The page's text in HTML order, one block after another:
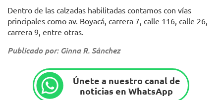
Dentro de las calzadas habilitadas contamos con vías
principales como av. Boyacá, carrera 7, calle 116, calle 26,
carrera 9, entre otras.
Publicado por: Ginna R. Sánchez
Únete a nuestro canal de
noticias en WhatsApp